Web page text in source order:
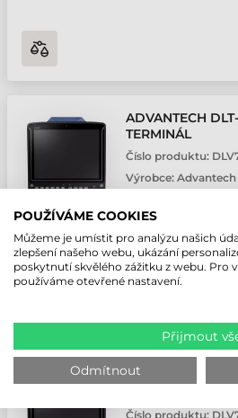
ADVANTECH
TERMINÁL
Číslo produktu:
Výrobce: Advantech
Používateľské prostredie: Průmyslový •
Windows 10 IoT Enterprise • Veľkosť
ADVANTECH
Číslo produktu:
POUŽÍVÁME COOKIES
Můžeme je umístit pro analýzu našich
zlepšení našeho webu, ukázání
poskytnutí skvělého zážitku z webu. Pro
používáme otevřené nastavení.
Přijmout
Odmítnout